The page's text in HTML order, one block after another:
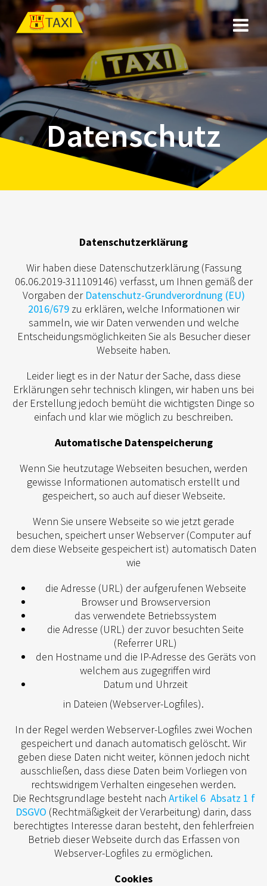
Zum
Inhalt
springen
Datenschutz
Datenschutzerklärung
Wir haben diese Datenschutzerklärung (Fassung
06.06.2019-311109146) verfasst, um Ihnen gemäß der
Vorgaben der Datenschutz-Grundverordnung (EU)
2016/679zu erklären, welche Informationen wir
sammeln, wie wir Daten verwenden und welche
Entscheidungsmöglichkeiten Sie als Besucher dieser
Webseite haben.
Leider liegt es in der Natur der Sache, dass diese
Erklärungen sehr technisch klingen, wir haben uns bei
der Erstellung jedoch bemüht die wichtigsten Dinge so
einfach und klar wie möglich zu beschreiben.
Automatische Datenspeicherung
Wenn Sie heutzutage Webseiten besuchen, werden
gewisse Informationen automatisch erstellt und
gespeichert, so auch auf dieser Webseite.
Wenn Sie unsere Webseite so wie jetzt gerade
besuchen, speichert unser Webserver (Computer auf
dem diese Webseite gespeichert ist) automatisch Daten
wie
die Adresse (URL) der aufgerufenen Webseite
Browser und Browserversion
das verwendete Betriebssystem
die Adresse (URL) der zuvor besuchten Seite
(Referrer URL)
den Hostname und die IP-Adresse des Geräts von
welchem aus zugegriffen wird
Datum und Uhrzeit
in Dateien (Webserver-Logfiles).
In der Regel werden Webserver-Logfiles zwei Wochen
gespeichert und danach automatisch gelöscht. Wir
geben diese Daten nicht weiter, können jedoch nicht
ausschließen, dass diese Daten beim Vorliegen von
rechtswidrigem Verhalten eingesehen werden.
Die Rechtsgrundlage besteht nach Artikel 6 Absatz 1 f
DSGVO (Rechtmäßigkeit der Verarbeitung) darin, dass
berechtigtes Interesse daran besteht, den fehlerfreien
Betrieb dieser Webseite durch das Erfassen von
Webserver-Logfiles zu ermöglichen.
Cookies